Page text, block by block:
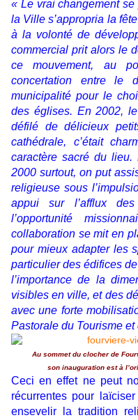
« Le vrai changement
la Ville s’appropria la
à la volonté de
commercial prit alors le
ce mouvement, au
concertation entre le
municipalité pour le
des églises. En 2002,
défilé de délicieux
cathédrale, c’était
caractère sacré du
2000 surtout, on put
religieuse sous
appui sur l’afflux
l’opportunité
collaboration se mit en
pour mieux adapter les
particulier des édifices
l’importance de la
visibles en ville, et des
avec une forte
Pastorale du Tourisme
Au sommet du clocher de
son inauguration est à
Ceci en effet ne peut
récurrentes pour
ensevelir la tradition